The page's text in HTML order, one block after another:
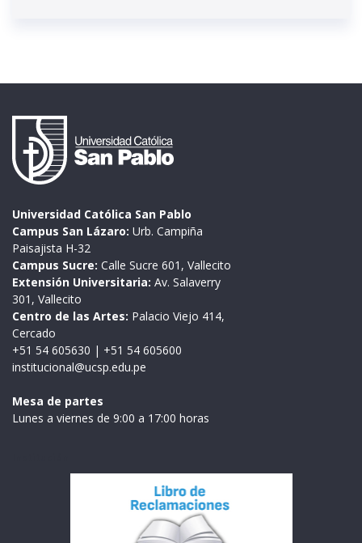
Universidad Católica San Pablo
Campus San Lázaro: Urb. Campiña
Paisajista H-32
Campus Sucre: Calle Sucre 601, Vallecito
Extensión Universitaria: Av. Salaverry
301, Vallecito
Centro de las Artes: Palacio Viejo 414,
Cercado
+51 54 605630 | +51 54 605600
institucional@ucsp.edu.pe
Mesa de partes
Lunes a viernes de 9:00 a 17:00 horas